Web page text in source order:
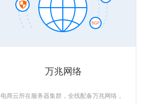
万兆网络
电商云所在服务器集群，全线配备万兆网络，